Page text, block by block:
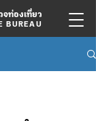
จท่องเที่ยว
BUREAU